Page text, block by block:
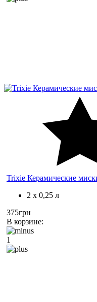
Trixie Керамические
2 x 0,25 л
375грн
В корзине:
1